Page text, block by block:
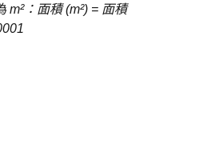
m²：面積 (m²) = 面積